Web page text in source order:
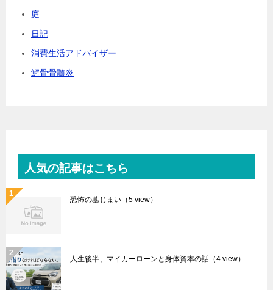
庭
日記
消費生活アドバイザー
鰐骨骨髄炎
人気の記事はこちら
恐怖の墓じまい （5 view）
人生後半、マイカーローンと身体資本の話 （4 view）